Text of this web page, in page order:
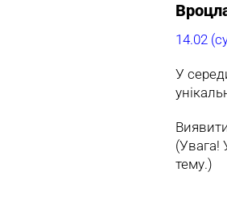
14.02
У
(Увага!
тему.)